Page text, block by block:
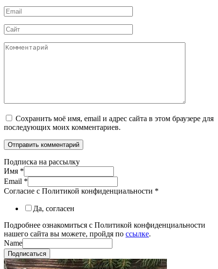
Email
*
Сайт
Комментарий
Сохранить моё имя, email и адрес сайта в этом браузере для
последующих моих комментариев.
Подписка на рассылку
Имя *
Email *
Согласие с Политикой конфиденциальности *
Да, согласен
Подробнее ознакомиться с Политикой конфиденциальности
нашего сайта вы можете, пройдя по ссылке.
Name
Подписаться